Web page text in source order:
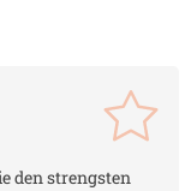
den strengsten